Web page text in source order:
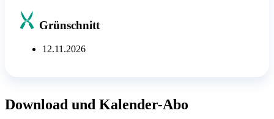
Grünschnitt
12.11.2026
Download und Kalender-Abo